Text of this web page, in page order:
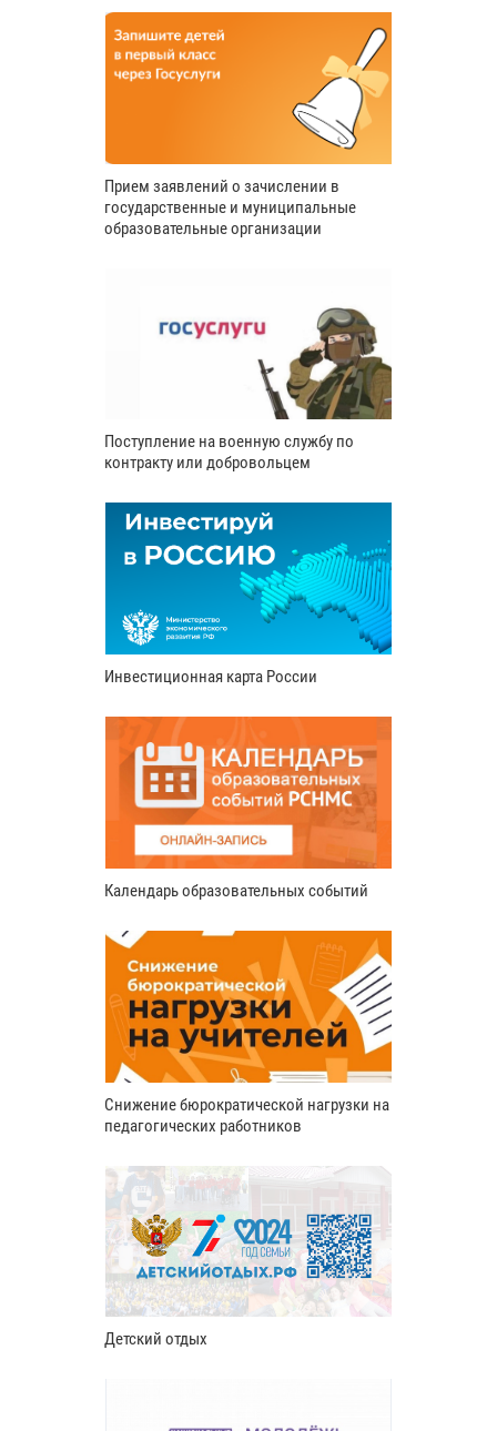
Прием заявлений о зачислении в
государственные и муниципальные
образовательные организации
Поступление на военную службу по
контракту или добровольцем
Инвестиционная карта России
Календарь образовательных событий
Снижение бюрократической нагрузки на
педагогических работников
Детский отдых